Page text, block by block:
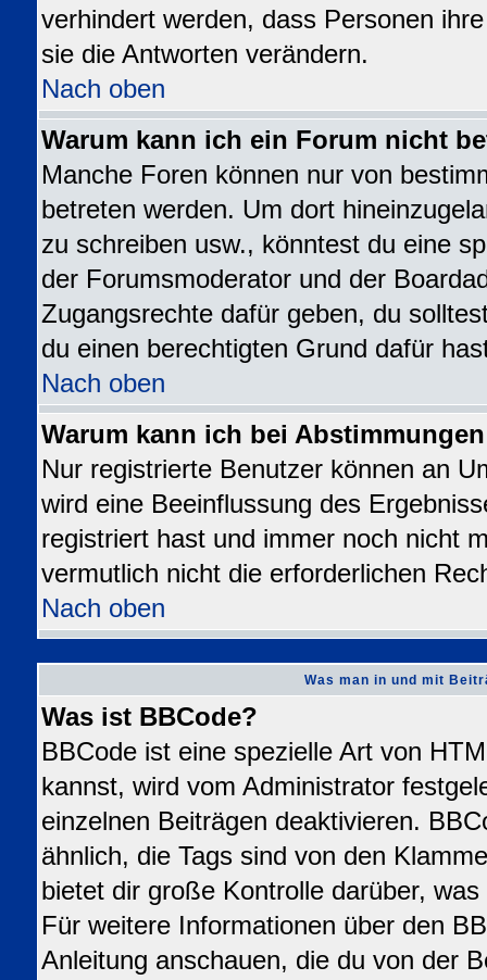
verhindert werden, dass Personen
sie die Antworten verändern.
Nach oben
Warum kann ich ein Forum nicht
Manche Foren können nur von
betreten werden. Um dort
zu schreiben usw., könntest du eine
der Forumsmoderator und der
Zugangsrechte dafür geben, du
du einen berechtigten Grund dafür
Nach oben
Warum kann ich bei
Nur registrierte Benutzer können an
wird eine Beeinflussung des
registriert hast und immer noch nicht
vermutlich nicht die erforderlichen
Nach oben
Was man in und mit
Was ist BBCode?
BBCode ist eine spezielle Art von
kannst, wird vom Administrator
einzelnen Beiträgen deaktivieren.
ähnlich, die Tags sind von den
bietet dir große Kontrolle darüber,
Für weitere Informationen über den
Anleitung anschauen, die du von der